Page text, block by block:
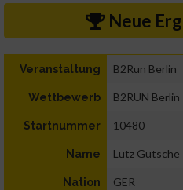
Neue
Veranstaltung B2Run Berlin
Wettbewerb B2RUN Berlin
Startnummer 10480
Name Lutz Gutsche
Nation GER